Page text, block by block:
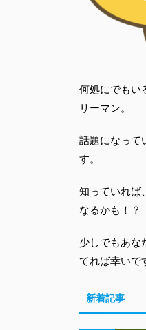
何処にでもい
リーマン。
話題になって
す。
知っていれば
なるかも！？
少しでもあな
てれば幸いで
新着記事